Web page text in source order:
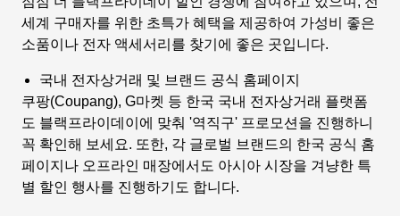
세계 구매자를 위한 초특가 혜택을 제공하여 가성비 좋은
소품이나 전자 액세서리를 찾기에 좋은 곳입니다.
국내 전자상거래 및 브랜드 공식 홈페이지
쿠팡(Coupang), G마켓 등 한국 국내 전자상거래 플랫폼
도 블랙프라이데이에 맞춰 '역직구' 프로모션을 진행하니
꼭 확인해 보세요. 또한, 각 글로벌 브랜드의 한국 공식 홈
페이지나 오프라인 매장에서도 아시아 시장을 겨냥한 특
별 할인 행사를 진행하기도 합니다.